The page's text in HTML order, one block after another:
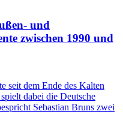
und
zwischen 1990 und
seit dem Ende des Kalten
dabei die Deutsche
Sebastian Bruns zwei